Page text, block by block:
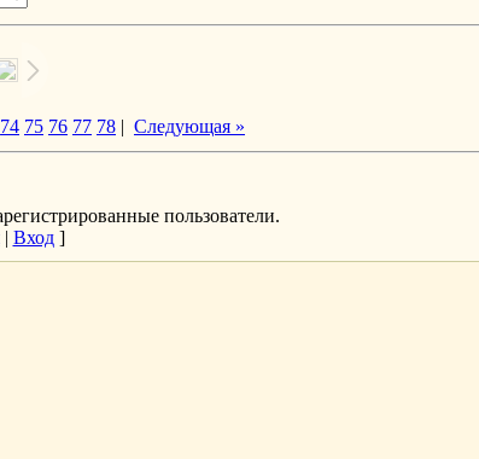
74 75 76 77 78 | Следующая »
пользователи.
| Вход]